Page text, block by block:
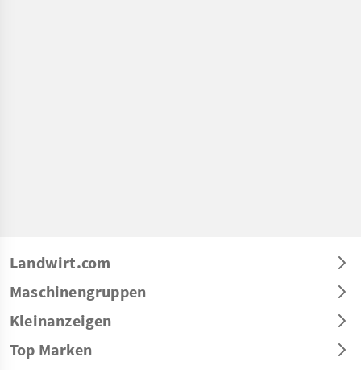
Landwirt.com
Maschinengruppen
Kleinanzeigen
Top Marken